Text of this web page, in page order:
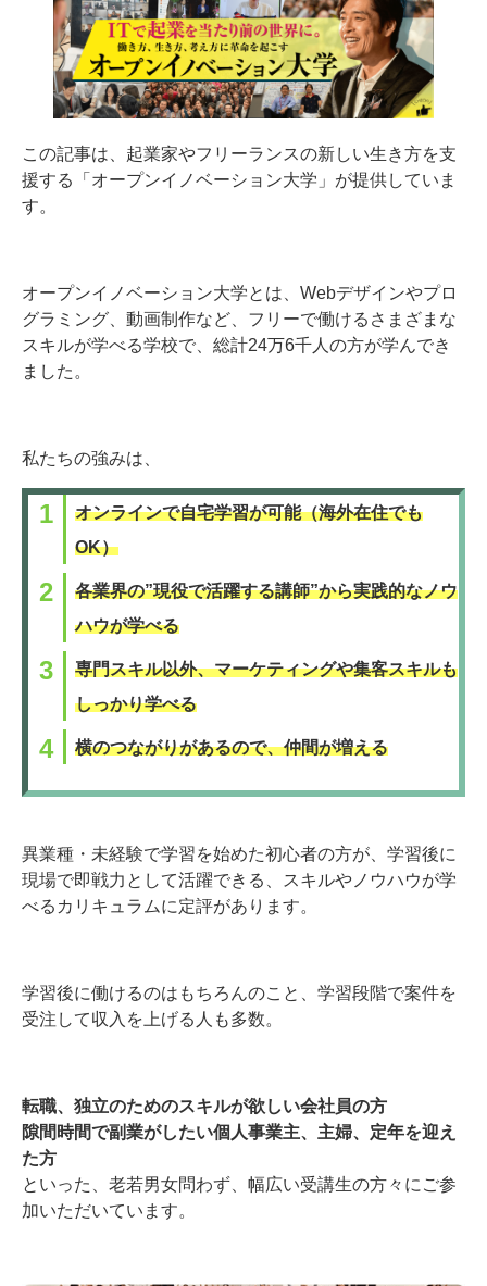
この記事は、起業家やフリーランスの新しい生き方を支
援する「オープンイノベーション大学」が提供していま
す。
オープンイノベーション大学とは、Webデザインやプロ
グラミング、動画制作など、フリーで働けるさまざまな
スキルが学べる学校で、総計24万6千人の方が学んでき
ました。
私たちの強みは、
オンラインで自宅学習が可能（海外在住でも
OK）
各業界の”現役で活躍する講師”から実践的なノウ
ハウが学べる
専門スキル以外、マーケティングや集客スキルも
しっかり学べる
横のつながりがあるので、仲間が増える
異業種・未経験で学習を始めた初心者の方が、学習後に
現場で即戦力として活躍できる、スキルやノウハウが学
べるカリキュラムに定評があります。
学習後に働けるのはもちろんのこと、学習段階で案件を
受注して収入を上げる人も多数。
転職、独立のためのスキルが欲しい会社員の方
隙間時間で副業がしたい個人事業主、主婦、定年を迎え
た方
といった、老若男女問わず、幅広い受講生の方々にご参
加いただいています。